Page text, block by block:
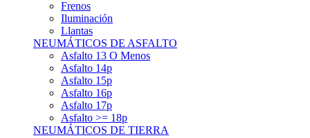
Llantas
NEUMÁTICOS DE ASFALTO
Asfalto 13 O Menos
Asfalto 14p
Asfalto 15p
Asfalto 16p
Asfalto 17p
Asfalto >= 18p
NEUMÁTICOS DE TIERRA
Tierra 13 O Menos